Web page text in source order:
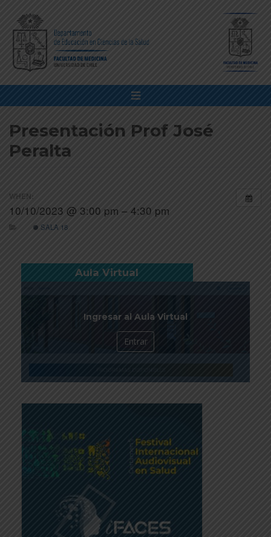
Presentación Prof José
Peralta
WHEN:
10/10/2023 @ 3:00 pm – 4:30 pm
SALA 18
Aula Virtual
Ingresar al Aula Virtual
Entrar